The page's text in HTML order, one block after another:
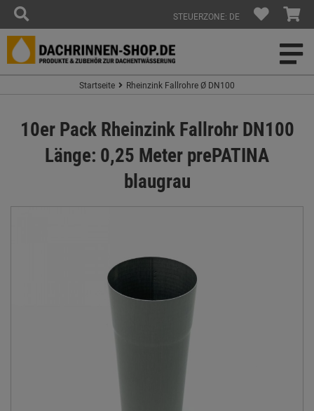
STEUERZONE: DE
Startseite Rheinzink Fallrohre Ø DN100
10er Pack Rheinzink Fallrohr DN100
Länge: 0,25 Meter prePATINA
blaugrau